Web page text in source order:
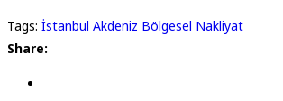
Tags: İstanbul Akdeniz Bölgesel Nakliyat
Share: